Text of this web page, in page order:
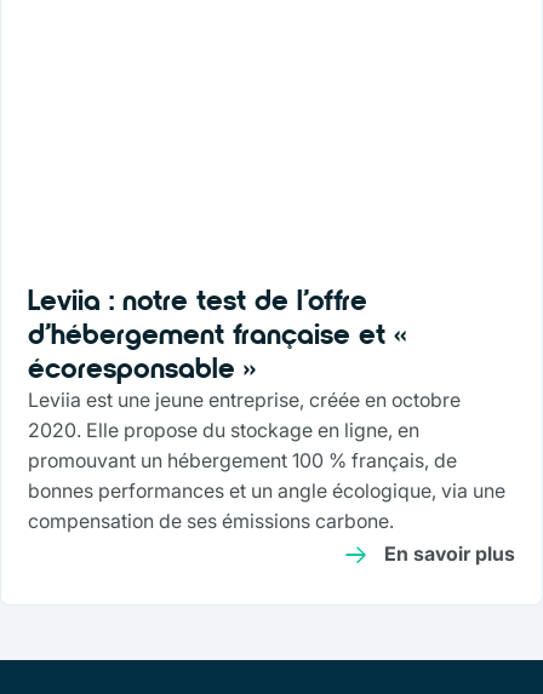
Leviia : notre test de l’offre
d’hébergement française et «
écoresponsable »
Leviia est une jeune entreprise, créée en octobre
2020. Elle propose du stockage en ligne, en
promouvant un hébergement 100 % français, de
bonnes performances et un angle écologique, via une
compensation de ses émissions carbone.
En savoir plus